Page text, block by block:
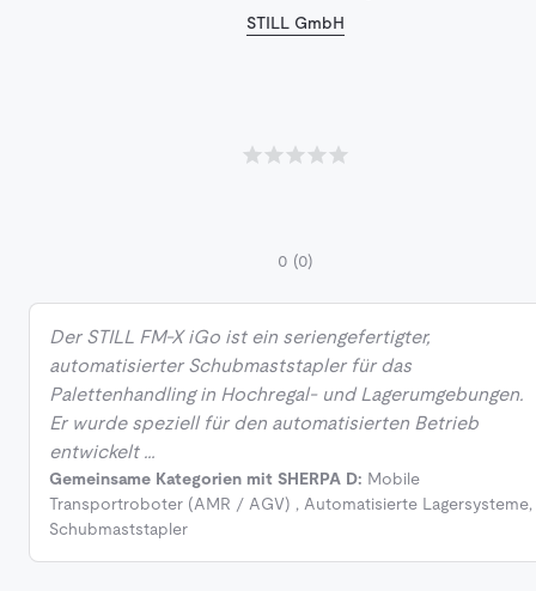
STILL GmbH
0 (0)
Der STILL FM‑X iGo ist ein seriengefertigter,
automatisierter Schubmaststapler für das
Palettenhandling in Hochregal‑ und Lagerumgebungen.
Er wurde speziell für den automatisierten Betrieb
entwickelt …
Gemeinsame Kategorien mit SHERPA D: Mobile
Transportroboter (AMR / AGV) , Automatisierte Lagersysteme,
Schubmaststapler